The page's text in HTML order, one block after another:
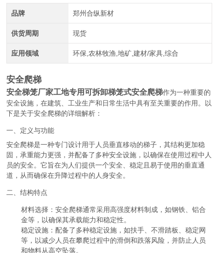
品牌 郑州合纵新材
供货周期 现货
应用领域 环保,农林牧渔,地矿,建材/家具,综合
安全爬梯
安全梯笼厂家工地专用可拆卸梯笼式安全爬梯作为一种重要的
安全设施，在建筑、工业生产和日常生活中具有至关重要的作用。以
下是关于安全爬梯的详细解析：
一、定义与功能
安全爬梯是一种专门设计用于人员垂直移动的梯子，其结构更加稳
固，承重能力更强，并配备了多种安全设施，以确保在使用过程中人
员的安全。它旨在为人们提供一个安全、稳定且易于使用的垂直通
道，从而确保在升降过程中的人身安全。
二、结构特点
材料选择 ：安全爬梯通常采用高强度材料制成，如钢铁、铝合
金等，以确保其承载能力和稳定性。
稳定设施 ：配备了多种稳定设施，如扶手、不滑踏板、稳定网
等，以减少人员在攀爬过程中的滑倒和跌落风险，并防止人员
和物料从高空坠落。